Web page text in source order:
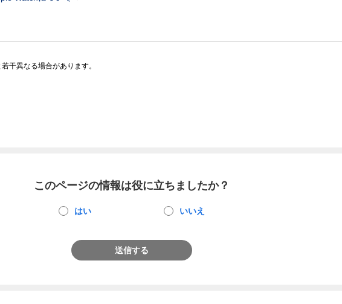
干異なる場合があります。
このページの情報は役に立ちましたか？
はい いいえ
送信する